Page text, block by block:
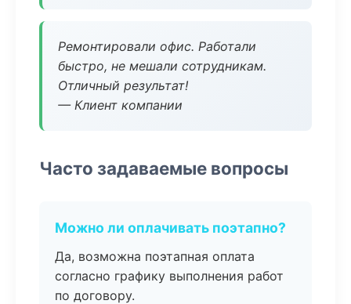
Ремонтировали офис. Работали
быстро, не мешали сотрудникам.
Отличный результат!
— Клиент компании
Часто задаваемые вопросы
Можно ли оплачивать поэтапно?
Да, возможна поэтапная оплата
согласно графику выполнения работ
по договору.